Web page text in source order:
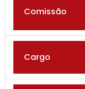
Comissão
Cargo